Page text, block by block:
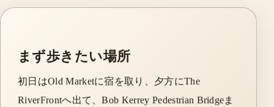
まず歩きたい場所
初日はOld Marketに宿を取り、夕方にThe
RiverFrontへ出て、Bob Kerrey Pedestrian Bridgeま